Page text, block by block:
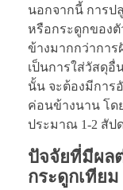
นอกจากนี้ การป
หรือกระดูกของ
ข้างมากกว่าการ
เป็นการใส่วัสดุอื่
นั้น จะต้องมีการ
ค่อนข้างนาน โด
ประมาณ 1-2 สัป
ปัจจัยที่มีผล
กระดูกเทียม